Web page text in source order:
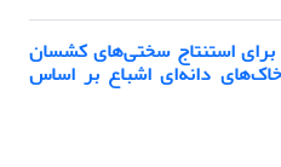
استنتاج سختی‌های کشسان
دانه‌ای اشباع بر اساس